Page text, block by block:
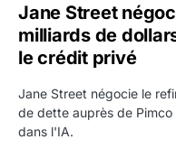
Jane Street
milliards de
le crédit privé
Jane Street négocie le
de dette auprès de
dans l'IA.